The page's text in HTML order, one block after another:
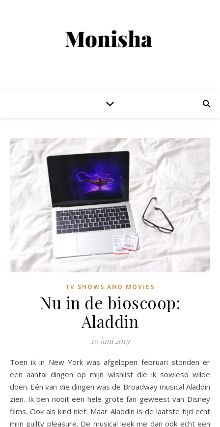
TV SHOWS AND MOVIES
Nu in de bioscoop:
Aladdin
10 juni 2019
Toen ik in New York was afgelopen februari stonden er
een aantal dingen op mijn wishlist die ik sowieso wilde
doen. Eén van die dingen was de Broadway musical Aladdin
zien. Ik ben nooit een hele grote fan geweest van Disney
films. Ook als kind niet. Maar Aladdin is de laatste tijd echt
mijn guilty pleasure. De musical leek me dan ook echt een